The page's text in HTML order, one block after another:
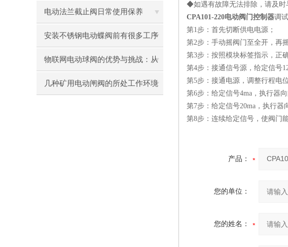
电动法兰截止阀日常使用保养
安装不锈钢电动蝶阀前有很多工序
你了解几个
物联网电动球阀的优势与挑战：从
设计到应用
几种矿用电动闸阀的所处工作环境
◆如遇有故障无法排除，请及时
CPA101-220电动阀门控制器调
第1步：首先切断供电电源；
第2步：手动摇阀门至全开，再
第3步：按照模块标签指示，正
第4步：接通信号源，给定信号
第5步：接通电源，调整行程电
第6步：给定信号4ma，执行器
第7步：给定信号20ma，执行
第8步：连续给定信号，使阀门
产品：
您的单位：
您的姓名：